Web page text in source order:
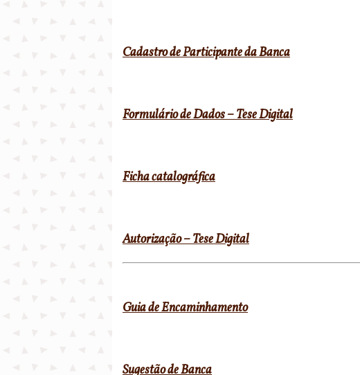
Cadastro de Participante da Banca
Formulário de Dados – Tese Digital
Ficha catalográfica
Autorização – Tese Digital
Guia de Encaminhamento
Sugestão de Banca